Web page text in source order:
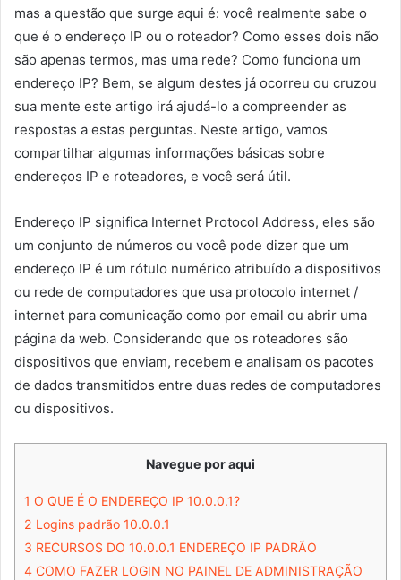
mas a questão que surge aqui é: você realmente sabe o
que é o endereço IP ou o roteador? Como esses dois não
são apenas termos, mas uma rede? Como funciona um
endereço IP? Bem, se algum destes já ocorreu ou cruzou
sua mente este artigo irá ajudá-lo a compreender as
respostas a estas perguntas. Neste artigo, vamos
compartilhar algumas informações básicas sobre
endereços IP e roteadores, e você será útil.
Endereço IP significa Internet Protocol Address, eles são
um conjunto de números ou você pode dizer que um
endereço IP é um rótulo numérico atribuído a dispositivos
ou rede de computadores que usa protocolo internet /
internet para comunicação como por email ou abrir uma
página da web. Considerando que os roteadores são
dispositivos que enviam, recebem e analisam os pacotes
de dados transmitidos entre duas redes de computadores
ou dispositivos.
Navegue por aqui
1 O QUE É O ENDEREÇO IP 10.0.0.1?
2 Logins padrão 10.0.0.1
3 RECURSOS DO 10.0.0.1 ENDEREÇO IP PADRÃO
4 COMO FAZER LOGIN NO PAINEL DE ADMINISTRAÇÃO